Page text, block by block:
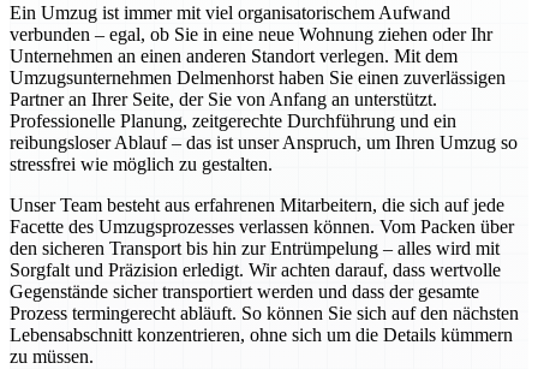
Ein Umzug ist immer mit viel organisatorischem Aufwand
verbunden – egal, ob Sie in eine neue Wohnung ziehen oder Ihr
Unternehmen an einen anderen Standort verlegen. Mit dem
Umzugsunternehmen Delmenhorst haben Sie einen zuverlässigen
Partner an Ihrer Seite, der Sie von Anfang an unterstützt.
Professionelle Planung, zeitgerechte Durchführung und ein
reibungsloser Ablauf – das ist unser Anspruch, um Ihren Umzug so
stressfrei wie möglich zu gestalten.
Unser Team besteht aus erfahrenen Mitarbeitern, die sich auf jede
Facette des Umzugsprozesses verlassen können. Vom Packen über
den sicheren Transport bis hin zur Entrümpelung – alles wird mit
Sorgfalt und Präzision erledigt. Wir achten darauf, dass wertvolle
Gegenstände sicher transportiert werden und dass der gesamte
Prozess termingerecht abläuft. So können Sie sich auf den nächsten
Lebensabschnitt konzentrieren, ohne sich um die Details kümmern
zu müssen.